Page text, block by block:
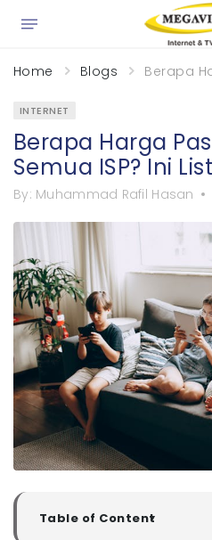
Home Blogs Berapa
INTERNET
Berapa Harga
Semua ISP? Ini
By: Muhammad Rafil Hasan
Table of Content
▼